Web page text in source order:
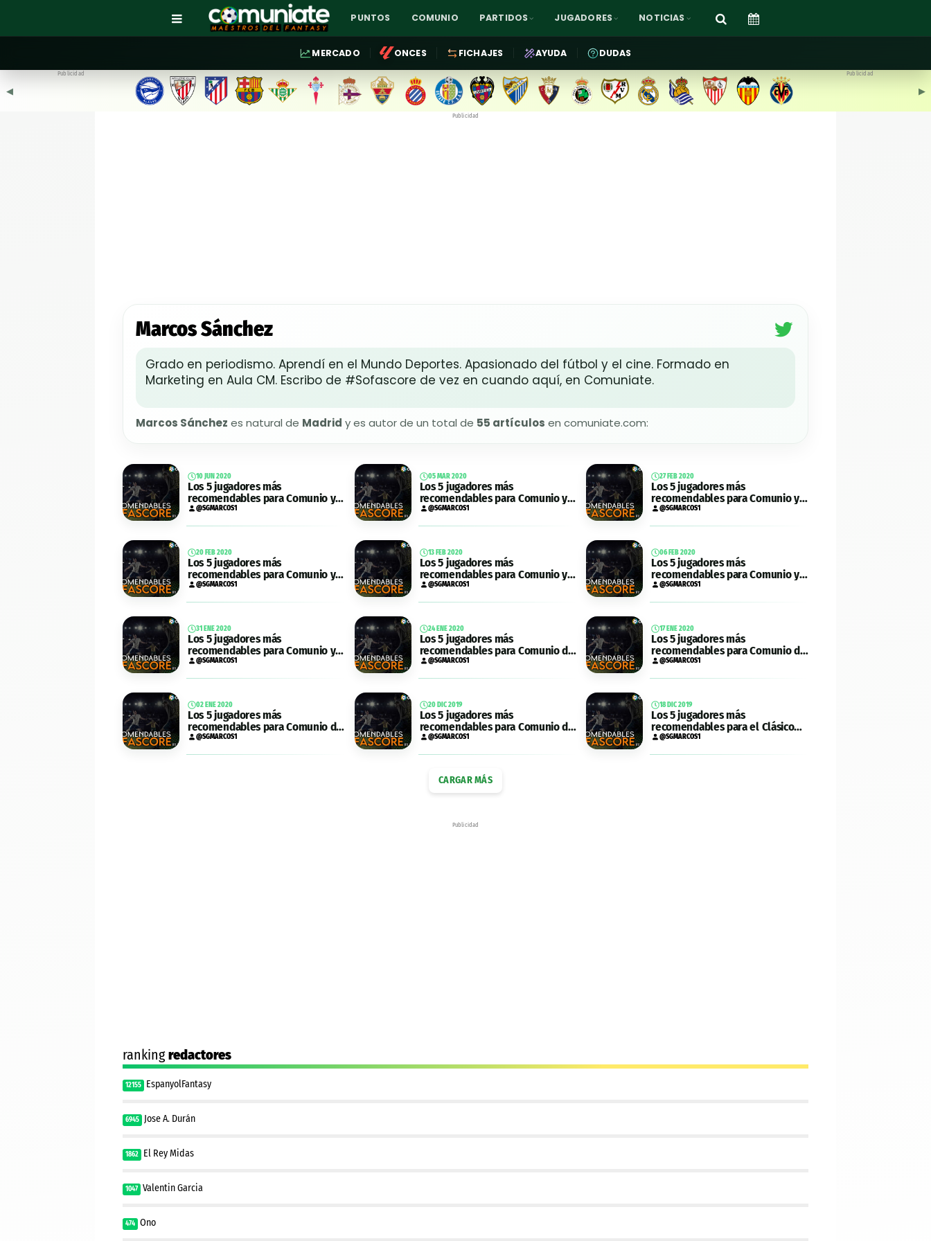
PUNTOS COMUNIO PARTIDOS JUGADORES NOTICIAS
MERCADO ONCES FICHAJES AYUDA DUDAS
◀︎ ▶︎
Publicidad Publicidad
Publicidad
Marcos Sánchez
Grado en periodismo. Aprendí en el Mundo Deportes. Apasionado del fútbol y el cine. Formado en
Marketing en Aula CM. Escribo de #Sofascore de vez en cuando aquí, en Comuniate.
Marcos Sánchez es natural de Madrid y es autor de un total de 55 artículos en comuniate.com:
10 JUN 2020
Los 5 jugadores más
recomendables para Comunio y
Biwenger de la jornada 28
@SGMARCOS1
05 MAR 2020
Los 5 jugadores más
recomendables para Comunio y
Biwenger de la jornada 27
@SGMARCOS1
27 FEB 2020
Los 5 jugadores más
recomendables para Comunio y
Biwenger de la jornada 26
@SGMARCOS1
20 FEB 2020
Los 5 jugadores más
recomendables para Comunio y
Biwenger de la jornada 25
@SGMARCOS1
13 FEB 2020
Los 5 jugadores más
recomendables para Comunio y
Biwenger de la jornada 24
@SGMARCOS1
06 FEB 2020
Los 5 jugadores más
recomendables para Comunio y
Biwenger de la jornada 23
@SGMARCOS1
31 ENE 2020
Los 5 jugadores más
recomendables para Comunio y
Biwenger de la jornada 22
@SGMARCOS1
24 ENE 2020
Los 5 jugadores más
recomendables para Comunio de
la jornada 21
@SGMARCOS1
17 ENE 2020
Los 5 jugadores más
recomendables para Comunio de
la jornada 20
@SGMARCOS1
02 ENE 2020
Los 5 jugadores más
recomendables para Comunio de
la jornada 19
@SGMARCOS1
20 DIC 2019
Los 5 jugadores más
recomendables para Comunio de
la jornada 18
@SGMARCOS1
18 DIC 2019
Los 5 jugadores más
recomendables para el Clásico
en Comunio y Biwenger
@SGMARCOS1
CARGAR MÁS
Publicidad
rankingredactores
12155 EspanyolFantasy
6945 Jose A. Durán
1862 El Rey Midas
1047 Valentin Garcia
474 Ono